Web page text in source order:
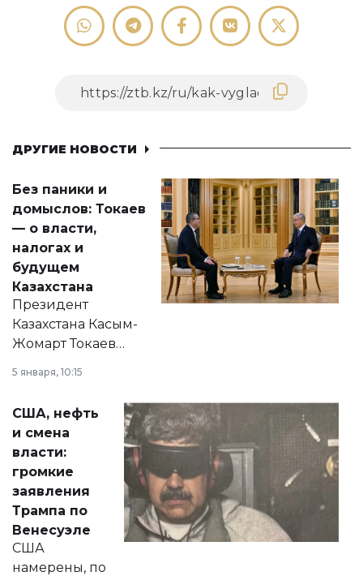
ДРУГИЕ НОВОСТИ
Без паники и
домыслов: Токаев
— о власти,
налогах и
будущем
Казахстана
Президент
Казахстана Касым-
Жомарт Токаев
сразу несколько
актуальных тем —
от слухов о
политических
реформах до
вопросов армии,
экономики и
личного здоровья.
5 января, 10:15
США, нефть
и смена
власти:
громкие
заявления
Трампа по
Венесуэле
США
намерены, по